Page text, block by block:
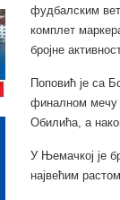
фудбалским
комплет
бројне
Поповић је са
финалном мечу
Обилића, а
У Њемачкој је
највећим